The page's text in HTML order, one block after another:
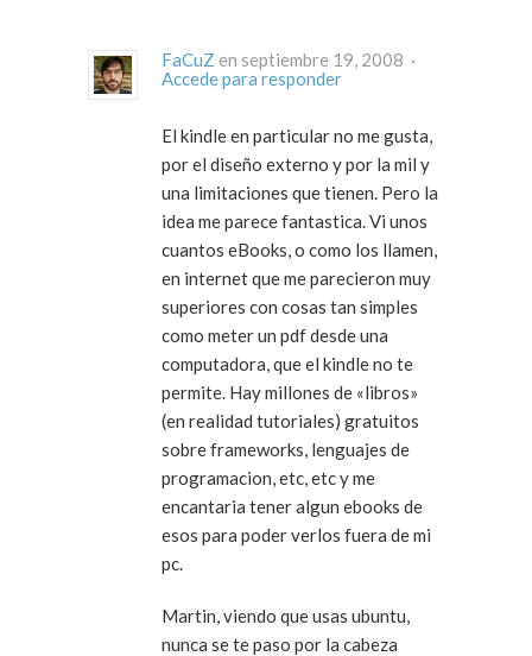
FaCuZ
en septiembre 19, 2008 ·
Accede para responder
El kindle en particular no me gusta,
por el diseño externo y por la mil y
una limitaciones que tienen. Pero la
idea me parece fantastica. Vi unos
cuantos eBooks, o como los llamen,
en internet que me parecieron muy
superiores con cosas tan simples
como meter un pdf desde una
computadora, que el kindle no te
permite. Hay millones de «libros»
(en realidad tutoriales) gratuitos
sobre frameworks, lenguajes de
programacion, etc, etc y me
encantaria tener algun ebooks de
esos para poder verlos fuera de mi
pc.
Martin, viendo que usas ubuntu,
nunca se te paso por la cabeza